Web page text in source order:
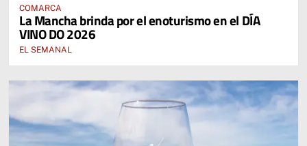
COMARCA
La Mancha brinda por el enoturismo en el DÍA
VINO DO 2026
EL SEMANAL